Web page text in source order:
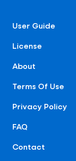
User Guide
License
About
Terms Of Use
Privacy Policy
FAQ
Contact